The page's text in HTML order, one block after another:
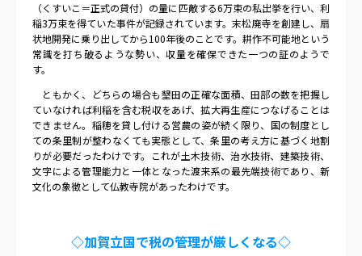
（くすいこ＝正式の貸付）の量に匹敵する6万束の私出挙を行い、利
稲3万束を得ていた事件が記録されています。末松廃寺を創建し、扇
状地開発に乗り出してから100年後のことです。耕作不可能地という
常識を打ち破るような勢い、収量を確保できた一つの証のようで
す。
ともかく、どちらの場合も墾田の正確な面積、田部の数を把握し
ていなければ利稲を含む税収をあげ、拡大再生産につなげることは
できません。稲穂を貸し付ける営農の姿が続く限り、国の制度とし
ての条里制が整わなくても実態として、条里の考え方に基づく地割
りが必要だったわけです。これが土木技術、治水技術、建築技術、
文字による管理能力と一体となった渡来系の最先端技術であり、新
文化の象徴として仏教寺院があったわけです。
◇加賀立国で税の管理が厳しくなる◇